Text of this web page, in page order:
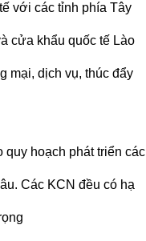
với các tỉnh phía Tây
cửa khẩu quốc tế Lào
mại, dịch vụ, thúc đẩy
hoạch phát triển các
Các KCN đều có hạ